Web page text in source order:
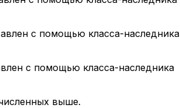
с помощью класса-наследника
с помощью класса-наследника
выше.